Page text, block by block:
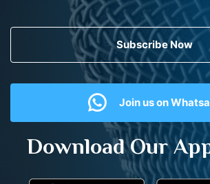
Subscribe Now
Join us on
Download Our